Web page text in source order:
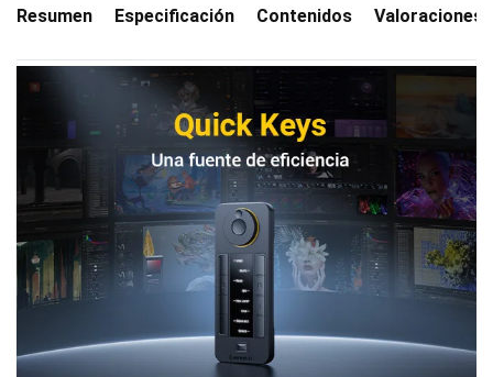
Resumen Especificación Contenidos